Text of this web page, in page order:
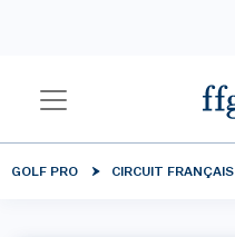
GOLF PRO CIRCUIT FRANÇAIS